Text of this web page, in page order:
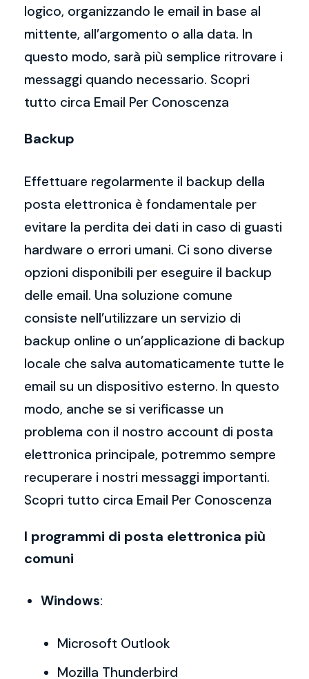
logico, organizzando le email in base al
mittente, all’argomento o alla data. In
questo modo, sarà più semplice ritrovare i
messaggi quando necessario. Scopri
tutto circa Email Per Conoscenza
Backup
Effettuare regolarmente il backup della
posta elettronica è fondamentale per
evitare la perdita dei dati in caso di guasti
hardware o errori umani. Ci sono diverse
opzioni disponibili per eseguire il backup
delle email. Una soluzione comune
consiste nell’utilizzare un servizio di
backup online o un’applicazione di backup
locale che salva automaticamente tutte le
email su un dispositivo esterno. In questo
modo, anche se si verificasse un
problema con il nostro account di posta
elettronica principale, potremmo sempre
recuperare i nostri messaggi importanti.
Scopri tutto circa Email Per Conoscenza
I programmi di posta elettronica più
comuni
Windows:
Microsoft Outlook
Mozilla Thunderbird